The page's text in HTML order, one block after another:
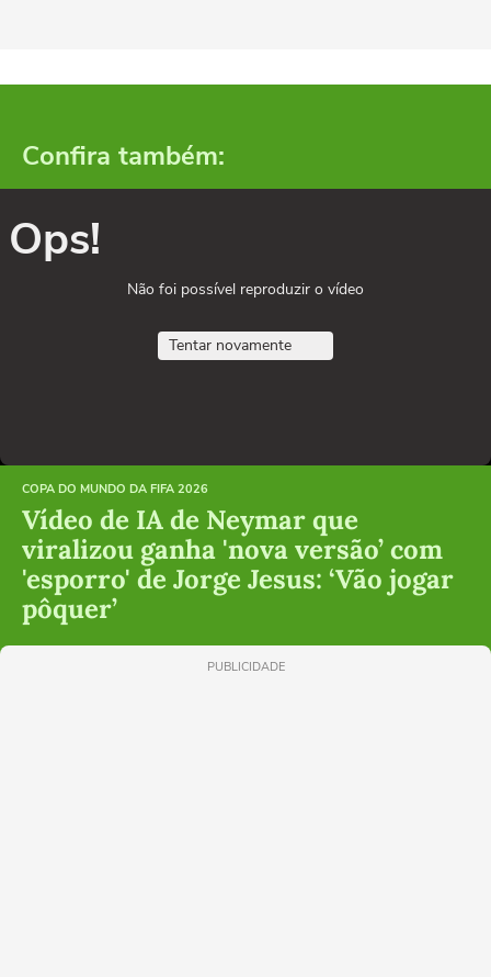
Confira também:
Ops!
Não foi possível reproduzir o vídeo
Tentar novamente
COPA DO MUNDO DA FIFA 2026
Vídeo de IA de Neymar que
viralizou ganha 'nova versão’ com
'esporro' de Jorge Jesus: ‘Vão jogar
pôquer’
PUBLICIDADE